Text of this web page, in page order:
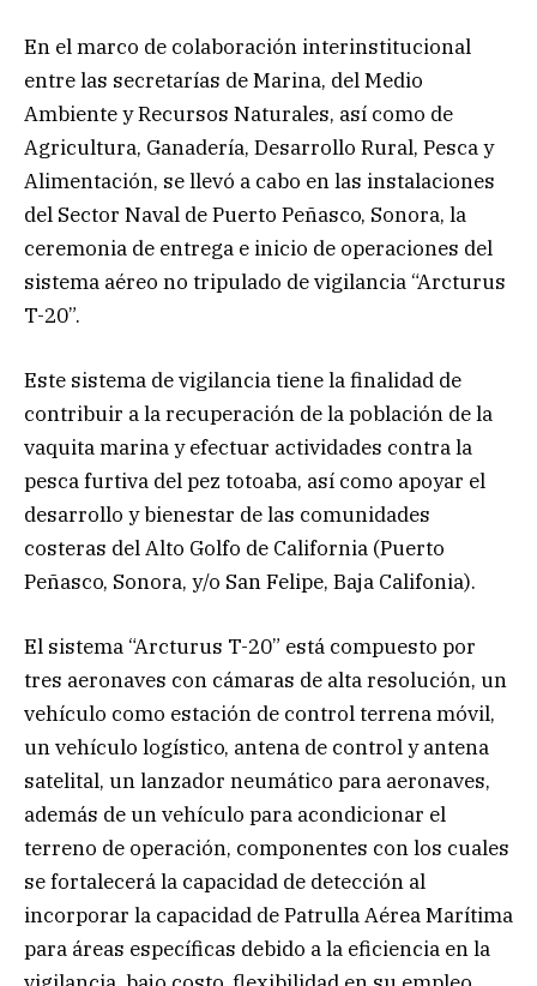
En el marco de colaboración interinstitucional
entre las secretarías de Marina, del Medio
Ambiente y Recursos Naturales, así como de
Agricultura, Ganadería, Desarrollo Rural, Pesca y
Alimentación, se llevó a cabo en las instalaciones
del Sector Naval de Puerto Peñasco, Sonora, la
ceremonia de entrega e inicio de operaciones del
sistema aéreo no tripulado de vigilancia “Arcturus
T-20”.
Este sistema de vigilancia tiene la finalidad de
contribuir a la recuperación de la población de la
vaquita marina y efectuar actividades contra la
pesca furtiva del pez totoaba, así como apoyar el
desarrollo y bienestar de las comunidades
costeras del Alto Golfo de California (Puerto
Peñasco, Sonora, y/o San Felipe, Baja Califonia).
El sistema “Arcturus T-20” está compuesto por
tres aeronaves con cámaras de alta resolución, un
vehículo como estación de control terrena móvil,
un vehículo logístico, antena de control y antena
satelital, un lanzador neumático para aeronaves,
además de un vehículo para acondicionar el
terreno de operación, componentes con los cuales
se fortalecerá la capacidad de detección al
incorporar la capacidad de Patrulla Aérea Marítima
para áreas específicas debido a la eficiencia en la